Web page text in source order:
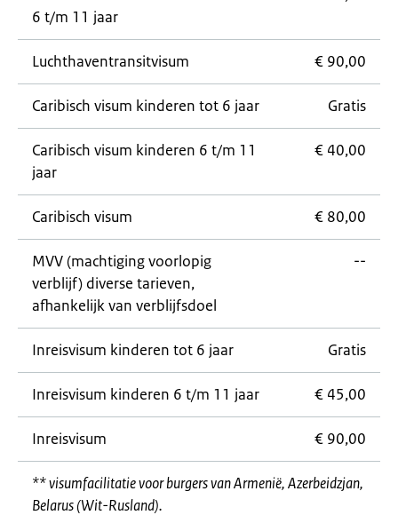
6 t/m 11 jaar
Luchthaventransitvisum € 90,00
Caribisch visum kinderen tot 6 jaar Gratis
Caribisch visum kinderen 6 t/m 11
jaar
€ 40,00
Caribisch visum € 80,00
MVV (machtiging voorlopig
verblijf) diverse tarieven,
afhankelijk van verblijfsdoel
--
Inreisvisum kinderen tot 6 jaar Gratis
Inreisvisum kinderen 6 t/m 11 jaar € 45,00
Inreisvisum € 90,00
** visumfacilitatie voor burgers van Armenië, Azerbeidzjan,
Belarus (Wit-Rusland).